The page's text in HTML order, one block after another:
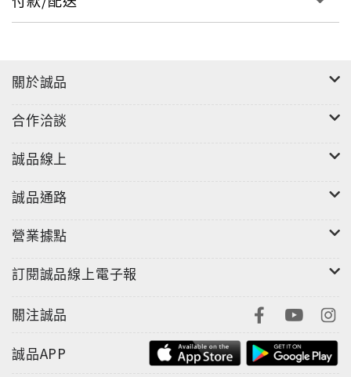
關於誠品
合作洽談
誠品線上
誠品通路
營業據點
訂閱誠品線上電子報
關注誠品
誠品APP